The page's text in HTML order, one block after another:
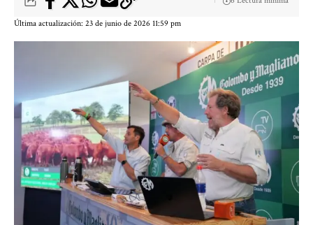
Última actualización: 23 de junio de 2026 11:59 pm